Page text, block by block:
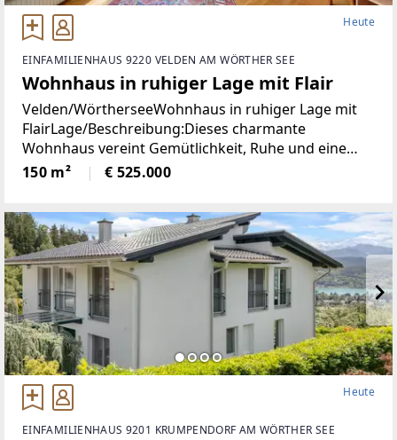
Heute
EINFAMILIENHAUS 9220 VELDEN AM WÖRTHER SEE
Wohnhaus in ruhiger Lage mit Flair
Velden/WörtherseeWohnhaus in ruhiger Lage mit
FlairLage/Beschreibung:Dieses charmante
Wohnhaus vereint Gemütlichkeit, Ruhe und eine
hohe Lebensqualität in unmittelbarer Nähe zum
Zentrum von Velden. Eingebettet in eine
150 m² € 525.000
Heute
EINFAMILIENHAUS 9201 KRUMPENDORF AM WÖRTHER SEE